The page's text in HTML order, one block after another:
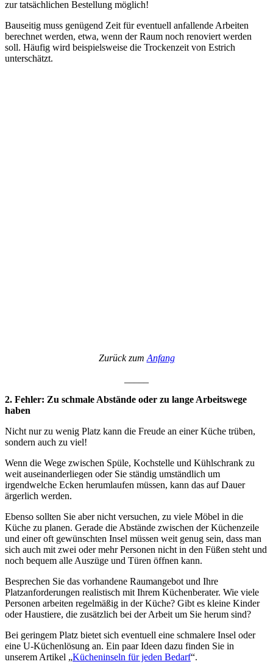
zur tatsächlichen Bestellung möglich!
Bauseitig muss genügend Zeit für eventuell anfallende Arbeiten
berechnet werden, etwa, wenn der Raum noch renoviert werden
soll. Häufig wird beispielsweise die Trockenzeit von Estrich
unterschätzt.
Zurück zumAnfang
2. Fehler: Zu schmale Abstände oder zu lange Arbeitswege
haben
Nicht nur zu wenig Platz kann die Freude an einer Küche trüben,
sondern auch zu viel!
Wenn die Wege zwischen Spüle, Kochstelle und Kühlschrank zu
weit auseinanderliegen oder Sie ständig umständlich um
irgendwelche Ecken herumlaufen müssen, kann das auf Dauer
ärgerlich werden.
Ebenso sollten Sie aber nicht versuchen, zu viele Möbel in die
Küche zu planen. Gerade die Abstände zwischen der Küchenzeile
und einer oft gewünschten Insel müssen weit genug sein, dass man
sich auch mit zwei oder mehr Personen nicht in den Füßen steht und
noch bequem alle Auszüge und Türen öffnen kann.
Besprechen Sie das vorhandene Raumangebot und Ihre
Platzanforderungen realistisch mit Ihrem Küchenberater. Wie viele
Personen arbeiten regelmäßig in der Küche? Gibt es kleine Kinder
oder Haustiere, die zusätzlich bei der Arbeit um Sie herum sind?
Bei geringem Platz bietet sich eventuell eine schmalere Insel oder
eine U-Küchenlösung an. Ein paar Ideen dazu finden Sie in
unserem Artikel „Kücheninseln für jeden Bedarf“.